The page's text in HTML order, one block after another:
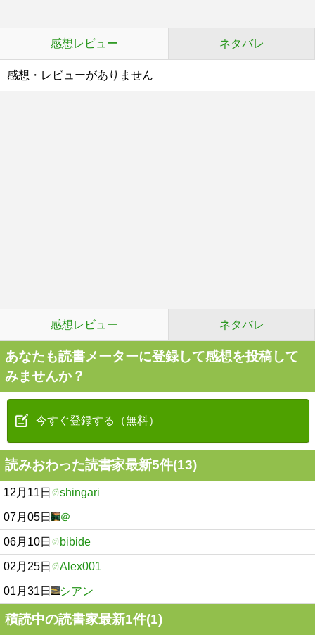
感想レビュー ネタバレ
感想・レビューがありません
感想レビュー ネタバレ
あなたも読書メーターに登録して感想を投稿して
みませんか？
今すぐ登録する（無料）
読みおわった読書家最新5件(13)
12月11日 shingari
07月05日 ＠
06月10日 bibide
02月25日 Alex001
01月31日 シアン
積読中の読書家最新1件(1)